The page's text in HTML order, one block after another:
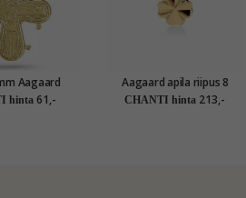
Aagaard
Isä Meidän
hinta 61,-
Aagaard apila riipus 8
karaatin kultaa
CHANTI hinta 213,-